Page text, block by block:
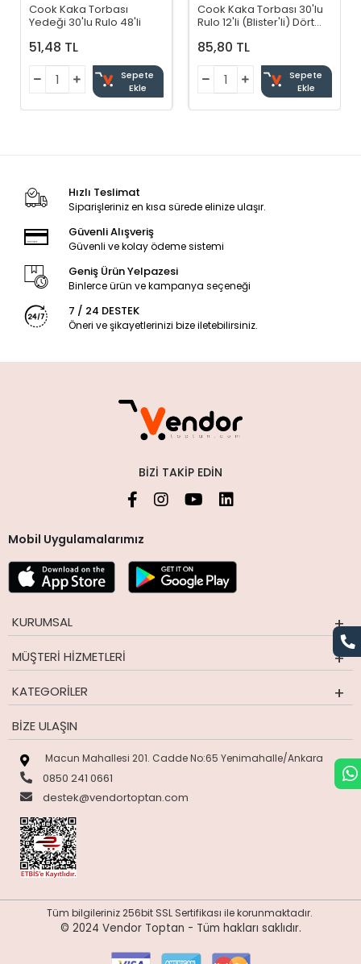
Cook Kaka Torbası
Yedeği 30'lu Rulo 48'li
51,48 TL
Sepete
Ekle
Cook Kaka Torbası 30'lu
Rulo 12'li (Blister'li) Dört
85,80 TL
Sepete
Ekle
Hızlı Teslimat
Siparişleriniz en kısa sürede elinize ulaşır.
Güvenli Alışveriş
Güvenli ve kolay ödeme sistemi
Geniş Ürün Yelpazesi
Binlerce ürün ve kampanya seçeneği
7 / 24 DESTEK
Öneri ve şikayetlerinizi bize iletebilirsiniz.
BIZI TAKIP EDIN
Mobil Uygulamalarımız
KURUMSAL
MÜŞTERI HIZMETLERI
KATEGORILER
BIZE ULAŞIN
Macun Mahallesi 201. Cadde No:65 Yenimahalle/Ankara
0850 241 0661
destek@vendortoptan.com
Tüm bilgileriniz 256bit SSL Sertifikası ile korunmaktadır.
© 2024 Vendor Toptan - Tüm hakları saklıdır.